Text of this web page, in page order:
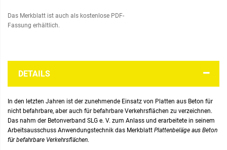
Das Merkblatt ist auch als kostenlose PDF-
Fassung erhältlich.
DETAILS
In den letzten Jahren ist der zunehmende Einsatz von Platten aus Beton für
nicht befahrbare, aber auch für befahrbare Verkehrsflächen zu verzeichnen.
Das nahm der Betonverband SLG e. V. zum Anlass und erarbeitete in seinem
Arbeitsausschuss Anwendungstechnik das Merkblatt Plattenbeläge aus Beton
für befahrbare Verkehrsflächen.